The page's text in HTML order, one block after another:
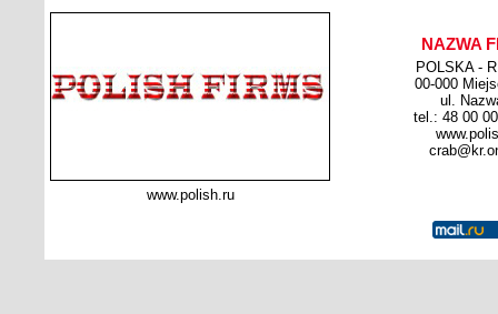
NAZWA
POLSKA -
00-000
ul.
tel.: 48 00
www.polish.ru